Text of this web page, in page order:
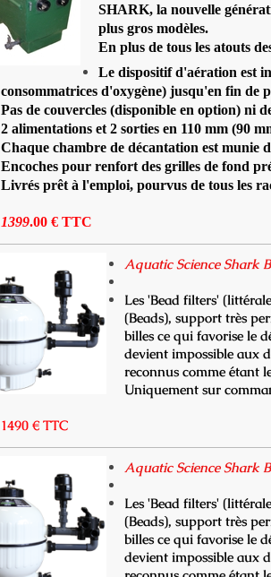
SHARK, la nouvelle
plus gros modèles.
En plus de tous les atouts
Le dispositif d'aération est
consommatrices d'oxygène) jusqu'en fin de
Pas de couvercles (disponible en option) ni
2 alimentations et 2 sorties en 110 mm (90
Chaque chambre de décantation est munie
Encoches pour renfort des grilles de fond
Livrés prêt à l'emploi, pourvus de tous les
1399.00 € TTC
Aquatic Science Shark
Les 'Bead filters'
(Beads), support très
billes ce qui favorise le
devient impossible aux
reconnus comme étant
Uniquement sur
1490 € TTC
Aquatic Science Shark
Les 'Bead filters'
(Beads), support très
billes ce qui favorise le
devient impossible aux